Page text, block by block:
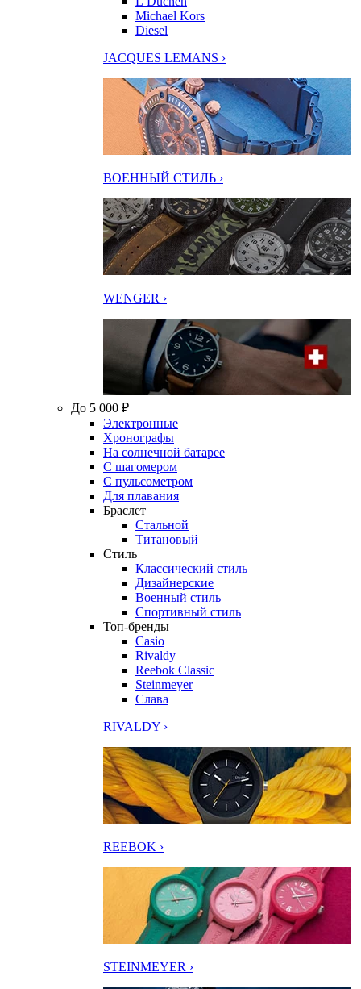
Michael Kors
Diesel
JACQUES LEMANS ›
ВОЕННЫЙ СТИЛЬ ›
WENGER ›
До 5 000 ₽
Электронные
Хронографы
На солнечной батарее
С шагомером
С пульсометром
Для плавания
Браслет
Стальной
Титановый
Стиль
Классический стиль
Дизайнерские
Военный стиль
Спортивный стиль
Топ-бренды
Casio
Rivaldy
Reebok Classic
Steinmeyer
Слава
RIVALDY ›
REEBOK ›
STEINMEYER ›